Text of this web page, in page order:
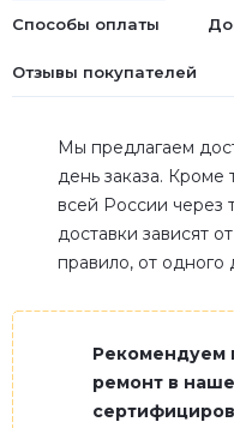
Способы оплаты
Отзывы покупателей
Мы предлагаем
день заказа. Кроме
всей России через
доставки зависят
правило, от
Рекомендуем
ремонт в